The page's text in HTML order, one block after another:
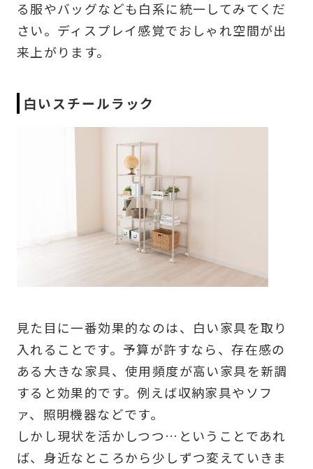
る服やバッグなども白系に統一してみてくだ
さい。ディスプレイ感覚でおしゃれ空間が出
来上がります。
白いスチールラック
見た目に一番効果的なのは、白い家具を取り
入れることです。予算が許すなら、存在感の
ある大きな家具、使用頻度が高い家具を新調
すると効果的です。例えば収納家具やソフ
ァ、照明機器などです。
しかし現状を活かしつつ…ということであれ
ば、身近なところから少しずつ変えていきま